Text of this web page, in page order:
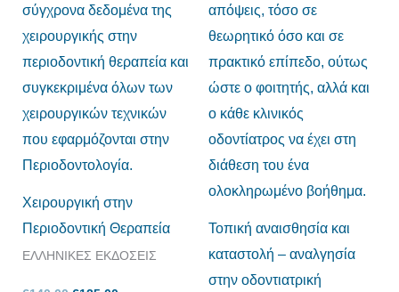
Χειρουργική στην
Περιοδοντική Θεραπεία
ΕΛΛΗΝΙΚΕΣ ΕΚΔΟΣΕΙΣ
Τοπική αναισθησία και
καταστολή – αναλγησία
στην οδοντιατρική